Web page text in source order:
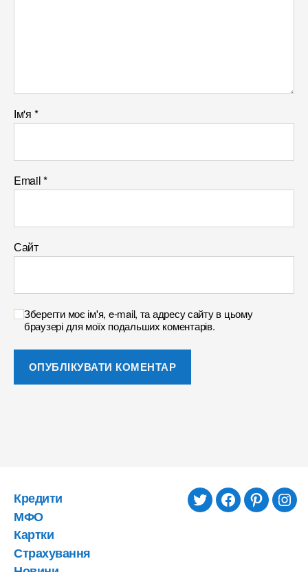
Ім'я *
Email*
Сайт
Зберегти моє ім'я, e-mail, та адресу сайту в цьому
браузері для моїх подальших коментарів.
Кредити
МФО
Картки
Страхування
twitterfacebookpinterest